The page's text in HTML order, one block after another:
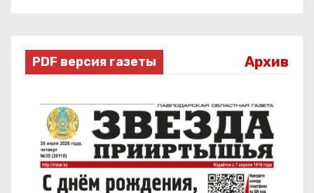
PDF версия газеты Архив